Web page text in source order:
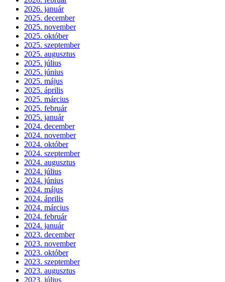
2026. január
2025. december
2025. november
2025. október
2025. szeptember
2025. augusztus
2025. július
2025. június
2025. május
2025. április
2025. március
2025. február
2025. január
2024. december
2024. november
2024. október
2024. szeptember
2024. augusztus
2024. július
2024. június
2024. május
2024. április
2024. március
2024. február
2024. január
2023. december
2023. november
2023. október
2023. szeptember
2023. augusztus
2023. július